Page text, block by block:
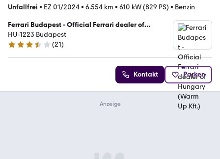
Unfallfrei • EZ 01/2024• 6.554 km • 610 kW (829 PS) • Benzin
Ferrari Budapest - Official Ferrari dealer of
Hungary (Warm Up Kft.)
HU-1223 Budapest
3.7 Sterne
(21)
Kontakt Parken